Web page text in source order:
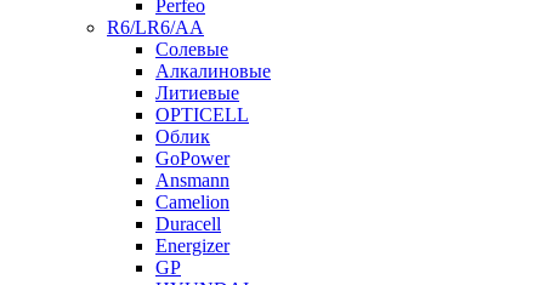
Perfeo
R6/LR6/AA
Солевые
Алкалиновые
Литиевые
OPTICELL
Облик
GoPower
Ansmann
Camelion
Duracell
Energizer
GP